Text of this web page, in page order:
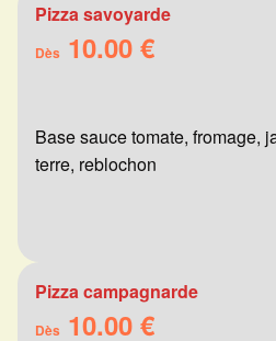
Pizza savoyarde
Dès 10.00 €
Base sauce tomate, fromage,
terre, reblochon
Pizza campagnarde
Dès 10.00 €